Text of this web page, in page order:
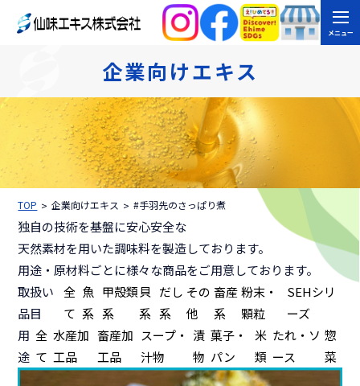
メニュー
企業向けエキス
TOP 企業向けエキス #手羽先のさっぱり煮
独自の技術を基盤に安心安全な
天然素材を用いた調味料を製造しております。
用途・原材料ごとに様々な商品をご用意しております。
取扱い
品目
全
て
魚
系
甲殻類
系
貝
系
だし
系
その
他
畜産
系
粉末・
顆粒
SEHシリ
ーズ
用
途
全
て
水産加
工品
畜産加
工品
スープ・
汁物
漬
物
菓子・
パン
米
類
たれ・ソ
ース
惣
菜